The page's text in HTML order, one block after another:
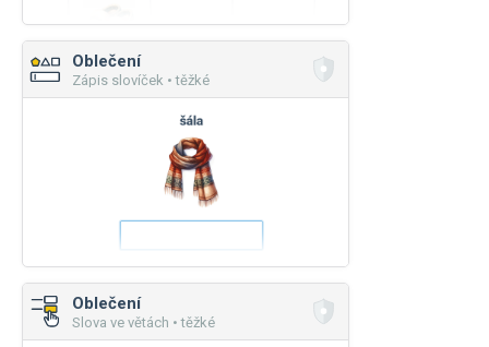
Oblečení
Zápis slovíček • těžké
Oblečení
Slova ve větách • těžké